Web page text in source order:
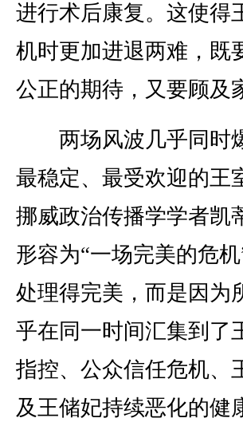
进行术后康复。这使得
机时更加进退两难，既
公正的期待，又要顾及
两场风波几乎同时
最稳定、最受欢迎的王
挪威政治传播学学者凯
形容为“一场完美的危
处理得完美，而是因为
乎在同一时间汇集到了
指控、公众信任危机、
及王储妃持续恶化的健